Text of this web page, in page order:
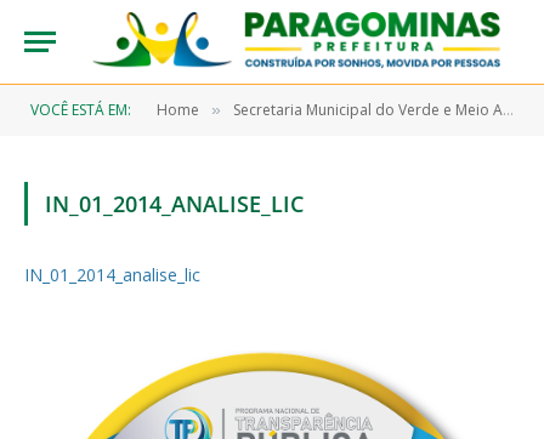
VOCÊ ESTÁ EM: Home » Secretaria Municipal do Verde e Meio Ambiente – SEMMA
IN_01_2014_ANALISE_LIC
IN_01_2014_analise_lic